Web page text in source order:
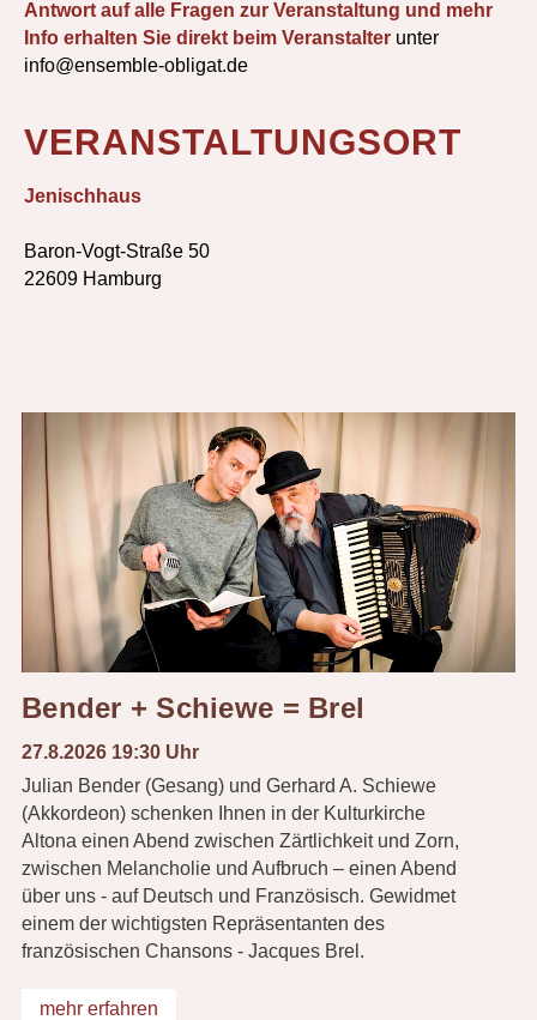
Antwort auf alle Fragen zur Veranstaltung und mehr
Info erhalten Sie direkt beim Veranstalter unter
info@ensemble-obligat.de
VERANSTALTUNGSORT
Jenischhaus
Baron-Vogt-Straße 50
22609 Hamburg
Bender + Schiewe = Brel
27.8.2026 19:30 Uhr
Julian Bender (Gesang) und Gerhard A. Schiewe
(Akkordeon) schenken Ihnen in der Kulturkirche
Altona einen Abend zwischen Zärtlichkeit und Zorn,
zwischen Melancholie und Aufbruch – einen Abend
über uns - auf Deutsch und Französisch. Gewidmet
einem der wichtigsten Repräsentanten des
französischen Chansons - Jacques Brel.
mehr erfahren